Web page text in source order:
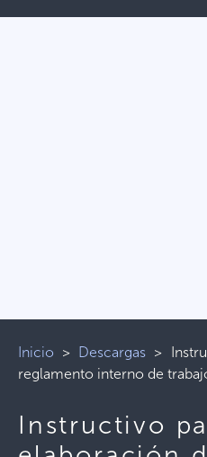
Inicio > Descargas >
reglamento interno de
Instructivo